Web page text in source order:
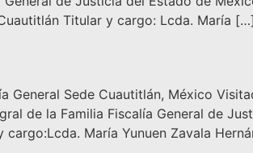
Titular y cargo: Lcda. María […]
General Sede Cuautitlán, México
de la Familia Fiscalía General de
María Yunuen Zavala